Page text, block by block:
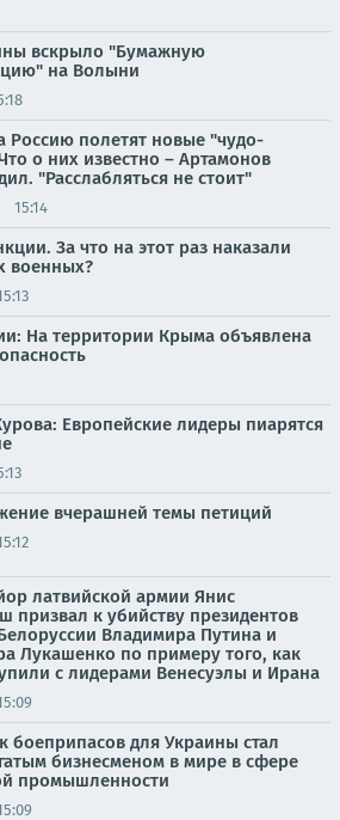
вскрыло "Бумажную
на Волыни
Россию полетят новые "чудо-
о них известно – Артамонов
"Расслабляться не стоит"
15:14
За что на этот раз наказали
военных?
На территории Крыма объявлена
Европейские лидеры пиарятся
вчерашней темы петиций
латвийской армии Янис
призвал к убийству президентов
Владимира Путина и
Лукашенко по примеру того, как
с лидерами Венесуэлы и Ирана
боеприпасов для Украины стал
бизнесменом в мире в сфере
промышленности